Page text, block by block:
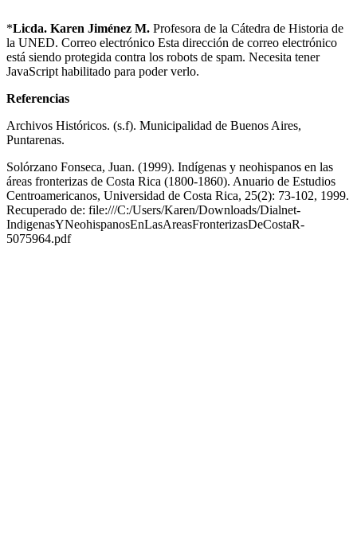
*Licda. Karen Jiménez M. Profesora de la Cátedra de Historia de
la UNED. Correo electrónico Esta dirección de correo electrónico
está siendo protegida contra los robots de spam. Necesita tener
JavaScript habilitado para poder verlo.
Referencias
Archivos Históricos. (s.f). Municipalidad de Buenos Aires,
Puntarenas.
Solórzano Fonseca, Juan. (1999). Indígenas y neohispanos en las
áreas fronterizas de Costa Rica (1800-1860). Anuario de Estudios
Centroamericanos, Universidad de Costa Rica, 25(2): 73-102, 1999.
Recuperado de: file:///C:/Users/Karen/Downloads/Dialnet-
IndigenasYNeohispanosEnLasAreasFronterizasDeCostaR-
5075964.pdf